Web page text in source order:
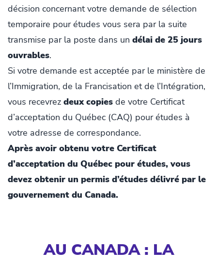
décision concernant votre demande de sélection
temporaire pour études vous sera par la suite
transmise par la poste dans un délai de 25 jours
ouvrables.
Si votre demande est acceptée par le ministère de
l’Immigration, de la Francisation et de l’Intégration,
vous recevrez deux copies de votre Certificat
d’acceptation du Québec (CAQ) pour études à
votre adresse de correspondance.
Après avoir obtenu votre Certificat
d’acceptation du Québec pour études, vous
devez obtenir un permis d’études délivré par le
gouvernement du Canada.
AU CANADA : LA